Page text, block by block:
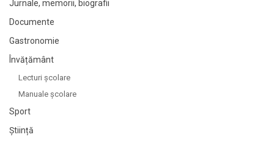
Jurnale, memorii, biografii
Documente
Gastronomie
Învățământ
Lecturi şcolare
Manuale şcolare
Sport
Știință